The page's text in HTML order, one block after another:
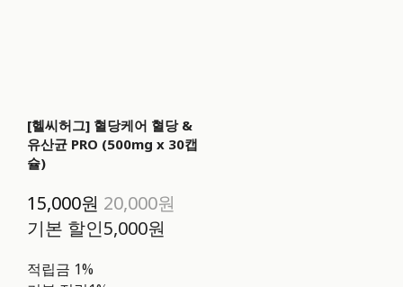
[헬씨허그] 혈당케어 혈당 &
유산균 PRO (500mg x 30캡
슐)
15,000원 20,000원
기본 할인5,000원
적립금 1%